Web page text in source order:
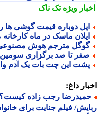
ویژهتک ناک
دوباره قیمت گوشی ها را
ماسک در ماه کارخانه
مترجم هوش مصنوعی
تا صد برگزاری سومین
این چت بات یک آدم
داغ:
رجب زاده کیست؟ /
فیلم جنایت برای خانواده